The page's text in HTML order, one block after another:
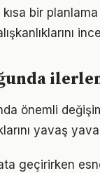
bir planlama
önemli
yavaş
geçirirken